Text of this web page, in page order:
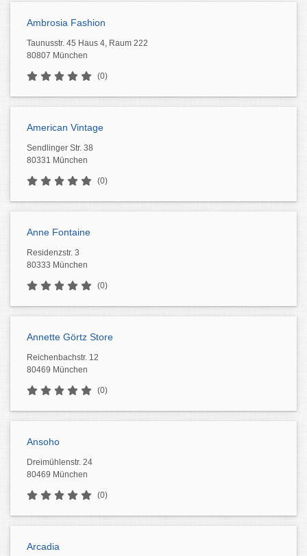
Ambrosia Fashion
Taunusstr. 45 Haus 4, Raum 222
80807 München
(0)
American Vintage
Sendlinger Str. 38
80331 München
(0)
Anne Fontaine
Residenzstr. 3
80333 München
(0)
Annette Görtz Store
Reichenbachstr. 12
80469 München
(0)
Ansoho
Dreimühlenstr. 24
80469 München
(0)
Arcadia